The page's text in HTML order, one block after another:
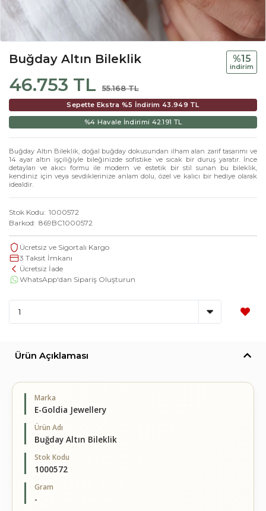
Buğday Altın Bileklik
46.753 TL 55.168 TL
%15
i̇ndi̇ri̇m
Sepette Ekstra %5 İndirim43.949 TL
%4 Havale İndirimi 42.191 TL
Buğday Altın Bileklik, doğal buğday dokusundan ilham alan zarif tasarımı ve
14 ayar altın işçiliğiyle bileğinizde sofistike ve sıcak bir duruş yaratır. İnce
detayları ve akıcı formu ile modern ve estetik bir stil sunan bu bileklik,
kendiniz için veya sevdiklerinize anlam dolu, özel ve kalıcı bir hediye olarak
idealdir.
Stok Kodu 1000572
Barkod 869BC1000572
Ücretsiz ve Sigortalı Kargo
3 Taksit İmkanı
Ücretsiz İade
WhatsApp'dan Sipariş Oluşturun
Ürün Açıklaması
Marka
E-Goldia Jewellery
Ürün Adı
Buğday Altın Bileklik
Stok Kodu
1000572
Gram
-